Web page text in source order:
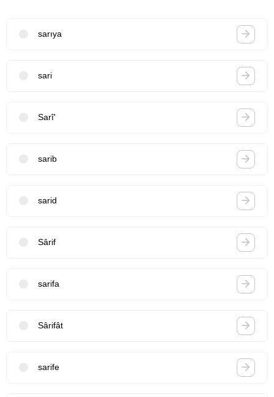
sarıya
sari
Sarî'
sarib
sarid
Sârif
sarifa
Sârifât
sarife